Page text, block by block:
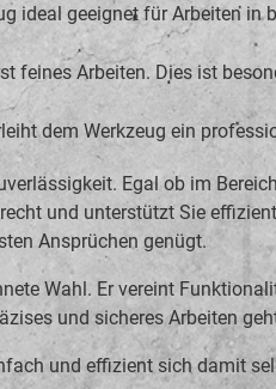
ideal geeignet für Arbeiten in
feines Arbeiten. Dies ist
dem Werkzeug ein
Egal ob im
und unterstützt Sie
Ansprüchen genügt.
Wahl. Er vereint
und sicheres Arbeiten
und effizient sich damit